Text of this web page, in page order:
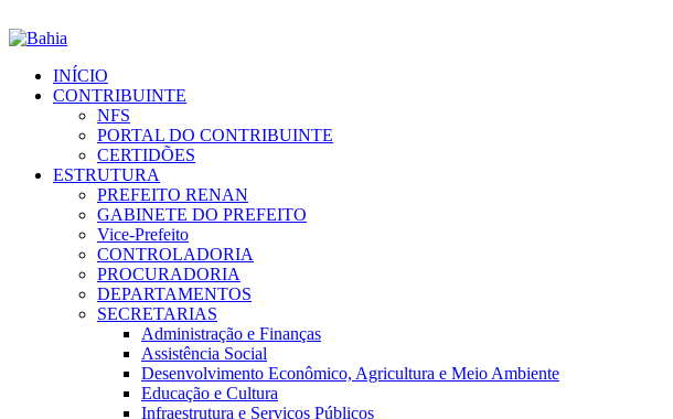
INÍCIO
CONTRIBUINTE
NFS
PORTAL DO CONTRIBUINTE
CERTIDÕES
ESTRUTURA
PREFEITO RENAN
GABINETE DO PREFEITO
Vice-Prefeito
CONTROLADORIA
PROCURADORIA
DEPARTAMENTOS
SECRETARIAS
Administração e Finanças
Assistência Social
Desenvolvimento Econômico, Agricultura e Meio Ambiente
Educação e Cultura
Infraestrutura e Serviços Públicos